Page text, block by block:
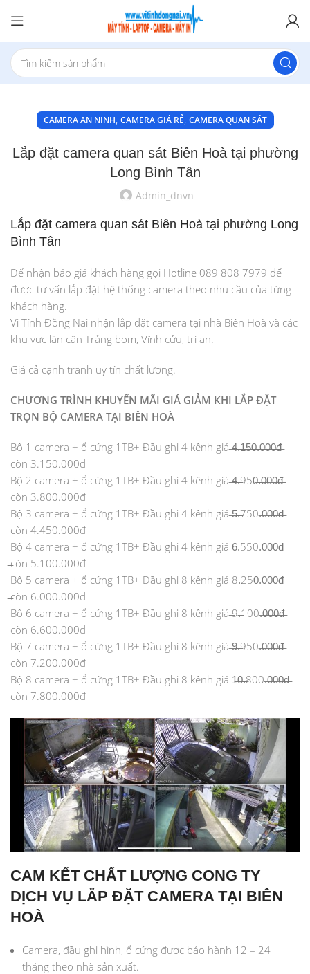
CAMERA AN NINH, CAMERA GIÁ RẺ, CAMERA QUAN SÁT
Lắp đặt camera quan sát Biên Hoà tại phường
Long Bình Tân
Admin_dnvn
Lắp đặt camera quan sát Biên Hoà tại phường Long
Bình Tân
Để nhận báo giá khách hàng gọi Hotline 089 808 7979 để
được tư vấn lắp đặt hệ thống camera theo nhu cầu của từng
khách hàng.
Vi Tính Đồng Nai nhận lắp đặt camera tại nhà Biên Hoà và các
khu vực lân cận Trảng bom, Vĩnh cửu, trị an.
Giá cả cạnh tranh uy tín chất lượng.
CHƯƠNG TRÌNH KHUYẾN MÃI GIÁ GIẢM KHI LẮP ĐẶT
TRỌN BỘ CAMERA TẠI BIÊN HOÀ
Bộ 1 camera + ổ cứng 1TB+ Đầu ghi 4 kênh giá ̶4̶̶.̶̶1̶̶5̶̶0̶̶.̶̶0̶̶0̶̶0̶̶đ̶
còn 3.150.000đ
Bộ 2 camera + ổ cứng 1TB+ Đầu ghi 4 kênh giá ̶4̶.̶950̶.̶0̶0̶0̶đ̶
còn 3.800.000đ
Bộ 3 camera + ổ cứng 1TB+ Đầu ghi 4 kênh giá ̶5̶.̶750.̶0̶0̶0̶đ̶
còn 4.450.000đ
Bộ 4 camera + ổ cứng 1TB+ Đầu ghi 4 kênh giá ̶6̶.̶550.̶0̶0̶0̶đ̶
̶còn 5.100.000đ
Bộ 5 camera + ổ cứng 1TB+ Đầu ghi 8 kênh giá ̶8.̶250̶.̶0̶0̶0̶đ̶
̶còn 6.000.000đ
Bộ 6 camera + ổ cứng 1TB+ Đầu ghi 8 kênh giá ̶9.̶100.̶0̶0̶0̶đ̶
còn 6.600.000đ
Bộ 7 camera + ổ cứng 1TB+ Đầu ghi 8 kênh giá ̶9̶.̶950.̶0̶0̶0̶đ̶
̶còn 7.200.000đ
Bộ 8 camera + ổ cứng 1TB+ Đầu ghi 8 kênh giá 1̶0̶.̶800.̶0̶0̶0̶đ̶
còn 7.800.000đ
CAM KẾT CHẤT LƯỢNG CONG TY
DỊCH VỤ LẮP ĐẶT CAMERA TẠI BIÊN
HOÀ
Camera, đầu ghi hình, ổ cứng được bảo hành 12 – 24
tháng theo nhà sản xuất.